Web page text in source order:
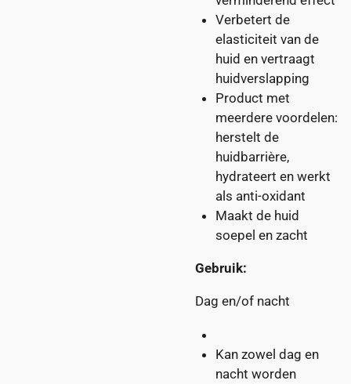
Verbetert de
elasticiteit van de
huid en vertraagt
huidverslapping
Product met
meerdere voordelen:
herstelt de
huidbarrière,
hydrateert en werkt
als anti-oxidant
Maakt de huid
soepel en zacht
Gebruik:
Dag en/of nacht
Kan zowel dag en
nacht worden